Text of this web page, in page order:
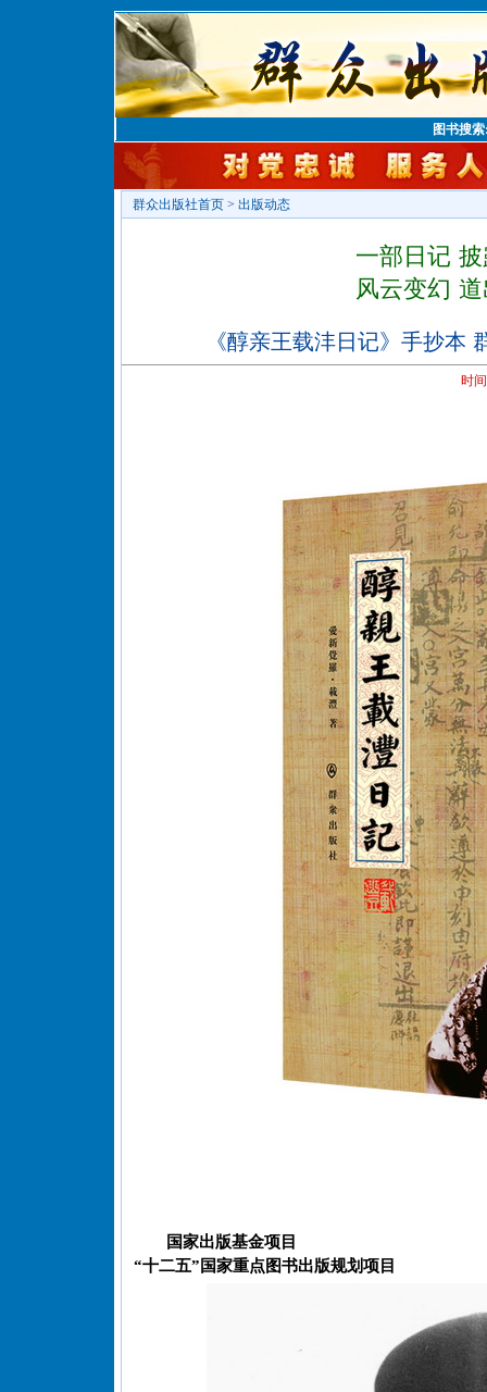
图书搜
群众出版社首页 > 出版动态
一部日记
风云变幻
《醇亲王载沣日记》手抄本
时
国家出版基金项目
“十二五”国家重点图书出版规划项目